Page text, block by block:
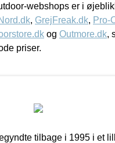
webshops er i
, GrejFreak.dk, Pro-
og Outmore.dk,
priser.
tilbage i 1995 i et